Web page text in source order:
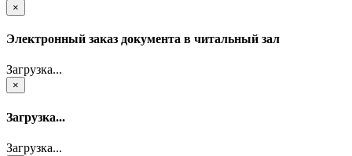
×
Электронный заказ документа в читальный зал
Загрузка...
×
Загрузка...
Загрузка...